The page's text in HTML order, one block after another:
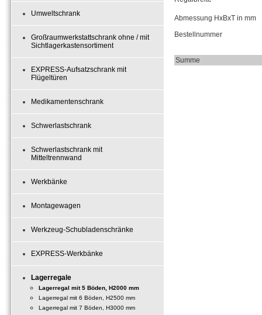
Umweltschrank
Großraumwerkstattschrank ohne / mit
Sichtlagerkastensortiment
EXPRESS-Aufsatzschrank mit
Flügeltüren
Medikamentenschrank
Schwerlastschrank
Schwerlastschrank mit
Mitteltrennwand
Werkbänke
Montagewagen
Werkzeug-Schubladenschränke
EXPRESS-Werkbänke
Lagerregale
Lagerregal mit 5 Böden, H2000 mm
Lagerregal mit 6 Böden, H2500 mm
Lagerregal mit 7 Böden, H3000 mm
Abmessung HxBxT in mm
Bestellnummer
Summe